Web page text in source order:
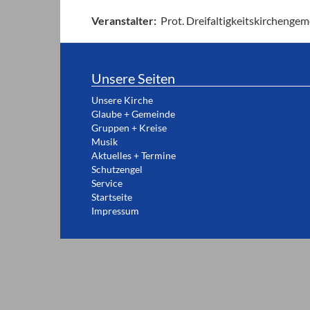
Veranstalter: Prot.
Unsere Seiten
Unsere Kirche
Glaube + Gemeinde
Gruppen + Kreise
Musik
Aktuelles + Termine
Schutzengel
Service
Startseite
Impressum